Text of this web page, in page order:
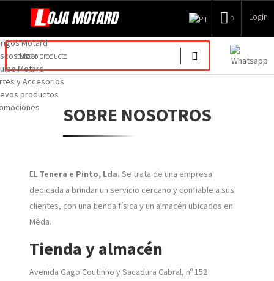
0 Login
Motard
Moto
Motard
y Accesorios
productos
SOBRE NOSOTROS
EL Tenera e Pinto, Lda. Se trata de una empresa
dedicada a brindar un servicio cercano y confiable a sus
clientes, con una tienda física y un almacén ubicados en
Mêda.
Tienda y almacén
Avenida Gago Coutinho y Sacadura Cabral, nº 152